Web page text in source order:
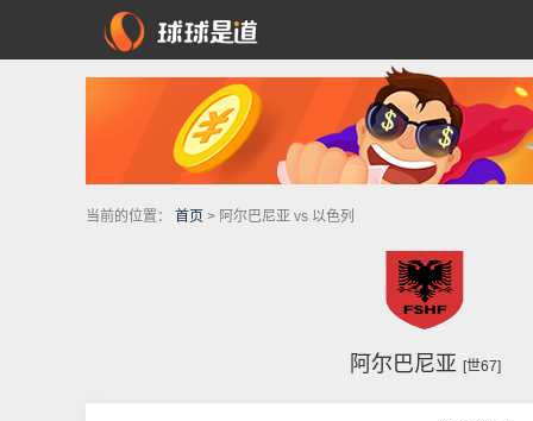
当前的位置： 首页 > 阿尔巴尼亚 vs 以色列
阿尔巴尼亚 [世67]